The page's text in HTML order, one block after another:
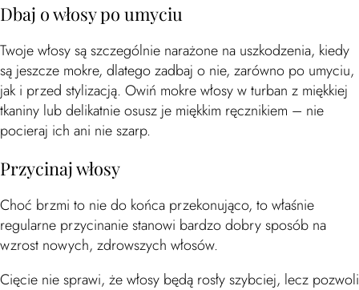
Dbaj o włosy po umyciu
Twoje włosy są szczególnie narażone na uszkodzenia, kiedy
są jeszcze mokre, dlatego zadbaj o nie, zarówno po umyciu,
jak i przed stylizacją. Owiń mokre włosy w turban z miękkiej
tkaniny lub delikatnie osusz je miękkim ręcznikiem – nie
pocieraj ich ani nie szarp.
Przycinaj włosy
Choć brzmi to nie do końca przekonująco, to właśnie
regularne przycinanie stanowi bardzo dobry sposób na
wzrost nowych, zdrowszych włosów.
Cięcie nie sprawi, że włosy będą rosły szybciej, lecz pozwoli